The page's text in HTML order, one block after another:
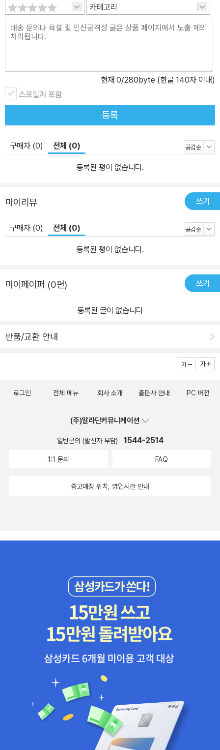
카테고리
현재 0/280byte (한글 140자 이내)
스포일러 포함
등록
구매자 (0) 전체 (0)
등록된 평이 없습니다.
마이리뷰 쓰기
구매자 (0) 전체 (0)
등록된 평이 없습니다.
마이페이퍼 (0편) 쓰기
등록된 글이 없습니다
반품/교환 안내
로그인 전체 메뉴 회사 소개 출판사 안내 PC 버전
(주)알라딘커뮤니케이션
일반문의 (발신자 부담) 1544-2514
1:1 문의 FAQ
중고매장 위치, 영업시간 안내